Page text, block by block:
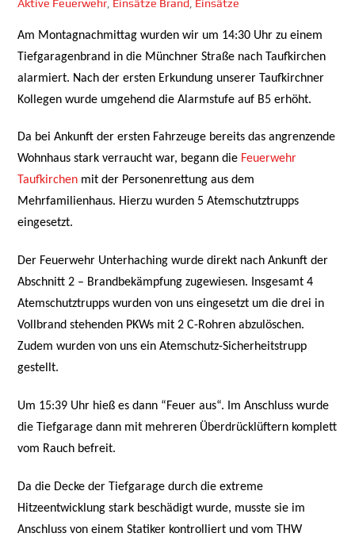
Aktive Feuerwehr, Einsätze Brand, Einsätze
Am Montagnachmittag wurden wir um 14:30 Uhr zu einem
Tiefgaragenbrand in die Münchner Straße nach Taufkirchen
alarmiert. Nach der ersten Erkundung unserer Taufkirchner
Kollegen wurde umgehend die Alarmstufe auf B5 erhöht.
Da bei Ankunft der ersten Fahrzeuge bereits das angrenzende
Wohnhaus stark verraucht war, begann die Feuerwehr
Taufkirchen mit der Personenrettung aus dem
Mehrfamilienhaus. Hierzu wurden 5 Atemschutztrupps
eingesetzt.
Der Feuerwehr Unterhaching wurde direkt nach Ankunft der
Abschnitt 2 – Brandbekämpfung zugewiesen. Insgesamt 4
Atemschutztrupps wurden von uns eingesetzt um die drei in
Vollbrand stehenden PKWs mit 2 C-Rohren abzulöschen.
Zudem wurden von uns ein Atemschutz-Sicherheitstrupp
gestellt.
Um 15:39 Uhr hieß es dann “Feuer aus“. Im Anschluss wurde
die Tiefgarage dann mit mehreren Überdrücklüftern komplett
vom Rauch befreit.
Da die Decke der Tiefgarage durch die extreme
Hitzeentwicklung stark beschädigt wurde, musste sie im
Anschluss von einem Statiker kontrolliert und vom THW